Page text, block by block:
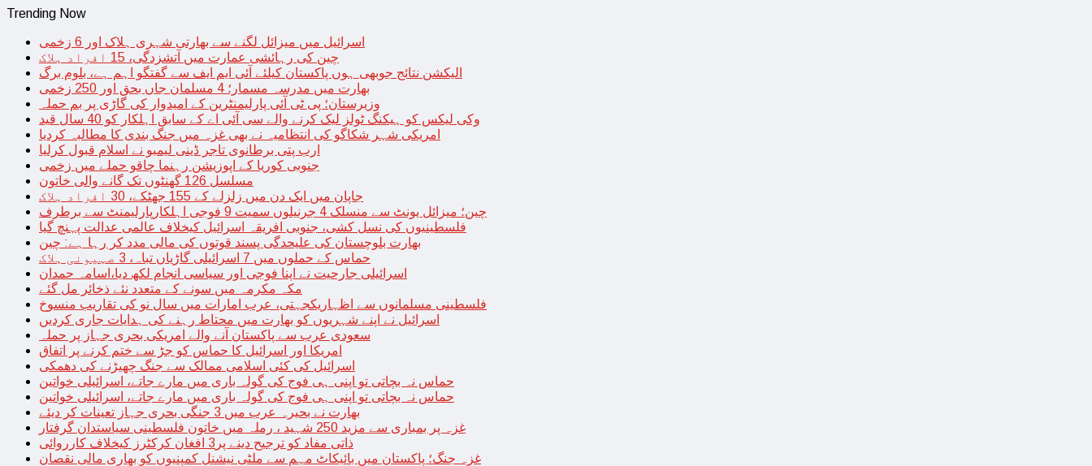
Trending Now
اسرائیل میں میزائل لگنے سے بھارتی شہری ہلاک اور 6 زخمی
چین کی رہائشی عمارت میں آتشزدگی، 15 افراد ہلاک
الیکشن نتائج جوبھی ہوں پاکستان کیلئے آئی ایم ایف سے گفتگو اہم ہے، بلوم برگ
بھارت میں مدرسہ مسمار؛ 4 مسلمان جاں بحق اور 250 زخمی
وزیرستان؛ پی ٹی آئی پارلیمنٹرین کے امیدوار کی گاڑی پر بم حملہ
وکی لیکس کو ہیکنگ ٹولز لیک کرنے والے سی آئی اے کے سابق اہلکار کو 40 سال قید
امریکی شہر شکاگو کی انتظامیہ نے بھی غزہ میں جنگ بندی کا مطالبہ کردیا
ارب پتی برطانوی تاجر ڈینی لیمبو نے اسلام قبول کرلیا
جنوبی کوریا کے اپوزیشن رہنما چاقو حملے میں زخمی
مسلسل 126 گھنٹوں تک گانے والی خاتون
جاپان میں ایک دن میں زلزلے کے 155 جھٹکے، 30 افراد ہلاک
چین؛ میزائل یونٹ سے منسلک 4 جرنیلوں سمیت 9 فوجی اہلکارپارلیمنٹ سے برطرف
فلسطینیوں کی نسل کشی، جنوبی افریقہ اسرائیل کیخلاف عالمی عدالت پہنچ گیا
بھارت بلوچستان کی علیحدگی پسند قوتوں کی مالی مدد کر رہا ہے: چین
حماس کے حملوں میں 7 اسرائیلی گاڑیاں تباہ، 3 صہیونی ہلاک
اسرائیلی جارحیت نے اپنا فوجی اور سیاسی انجام لکھ دیا،اسامہ حمدان
مکہ مکرمہ میں سونے کے متعدد نئے ذخائر مل گئے
فلسطینی مسلمانوں سے اظہاریکجہتی، عرب امارات میں سال نو کی تقاریب منسوخ
اسرائیل نے اپنے شہریوں کو بھارت میں محتاط رہنے کی ہدایات جاری کردیں
سعودی عرب سے پاکستان آنے والے امریکی بحری جہاز پر حملہ
امریکا اور اسرائیل کا حماس کو جڑ سے ختم کرنے پر اتفاق
اسرائیل کی کئی اسلامی ممالک سے جنگ چھیڑنے کی دھمکی
حماس نہ بچاتی تو اپنی ہی فوج کی گولہ باری میں مارے جاتے، اسرائیلی خواتین
حماس نہ بچاتی تو اپنی ہی فوج کی گولہ باری میں مارے جاتے، اسرائیلی خواتین
بھارت نے بحیرہ عرب میں 3 جنگی بحری جہاز تعینات کر دیئے
غزہ پر بمباری سے مزید 250 شہید ، رملہ میں خاتون فلسطینی سیاستدان گرفتار
ذاتی مفاد کو ترجیح دینے پر3 افغان کرکٹرز کیخلاف کارروائی
غزہ جنگ؛ پاکستان میں بائیکاٹ مہم سے ملٹی نیشنل کمپنیوں کو بھاری مالی نقصان